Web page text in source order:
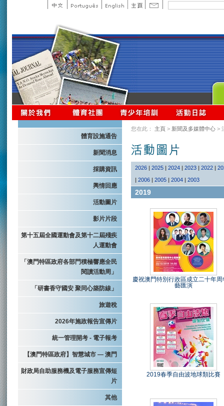
體育設施通告
新聞消息
採購資訊
輿情回應
活動圖片
影片片段
第十五屆全國運動會及第十二屆殘疾
人運動會
「澳門特區政府各部門積極響應全民
閱讀活動周」
「研書香守國安 聚同心築防線」
旅遊稅
2026年施政報告宣傳片
統一管理開考 - 電子報考
【澳門特區政府】智慧城市 — 澳門
財政局自助服務機及電子服務宣傳短
片
其他
您在此： 主頁 > 新聞及多媒體中心 >
2026 | 2025 | 2024 | 2023 | 2022 |
| 2006 | 2005 | 2004 | 2003
2019
慶祝澳門特別行政區成立二十年周
藝匯演
2019春季自由波地球類比賽